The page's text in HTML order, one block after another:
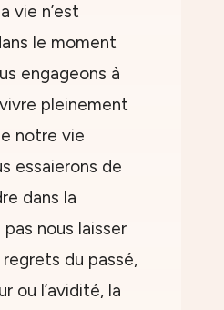
vie n’est
le moment
engageons à
pleinement
notre vie
essaierons de
dans la
nous laisser
du passé,
ou l’avidité, la